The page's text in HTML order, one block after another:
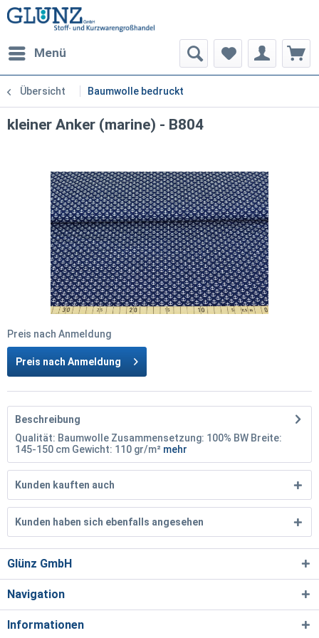
Menü
Übersicht Baumwolle bedruckt
kleiner Anker (marine) - B804
Preis nach Anmeldung
Preis nach Anmeldung
Beschreibung
Qualität: Baumwolle Zusammensetzung: 100% BW Breite:
145-150 cm Gewicht: 110 gr/m² mehr
Kunden kauften auch
Kunden haben sich ebenfalls angesehen
Glünz GmbH
Navigation
Informationen